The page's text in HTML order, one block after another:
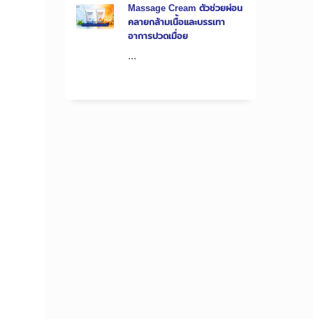
Massage Cream ตัวช่วยผ่อน
คลายกล้ามเนื้อและบรรเทา
อาการปวดเมื่อย
...